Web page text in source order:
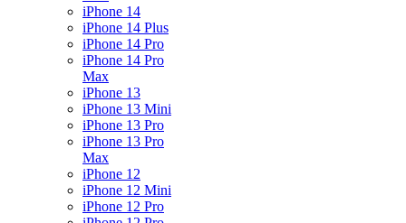
iPhone 14
iPhone 14 Plus
iPhone 14 Pro
iPhone 14 Pro
Max
iPhone 13
iPhone 13 Mini
iPhone 13 Pro
iPhone 13 Pro
Max
iPhone 12
iPhone 12 Mini
iPhone 12 Pro